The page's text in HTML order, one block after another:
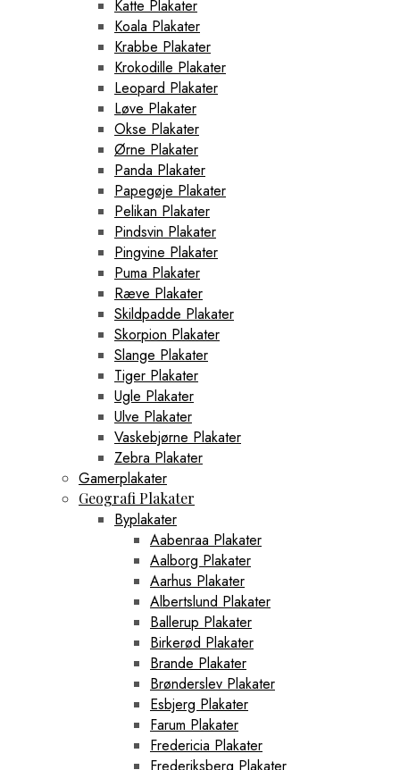
Katte Plakater
Koala Plakater
Krabbe Plakater
Krokodille Plakater
Leopard Plakater
Løve Plakater
Okse Plakater
Ørne Plakater
Panda Plakater
Papegøje Plakater
Pelikan Plakater
Pindsvin Plakater
Pingvine Plakater
Puma Plakater
Ræve Plakater
Skildpadde Plakater
Skorpion Plakater
Slange Plakater
Tiger Plakater
Ugle Plakater
Ulve Plakater
Vaskebjørne Plakater
Zebra Plakater
Gamerplakater
Geografi Plakater
Byplakater
Aabenraa Plakater
Aalborg Plakater
Aarhus Plakater
Albertslund Plakater
Ballerup Plakater
Birkerød Plakater
Brande Plakater
Brønderslev Plakater
Esbjerg Plakater
Farum Plakater
Fredericia Plakater